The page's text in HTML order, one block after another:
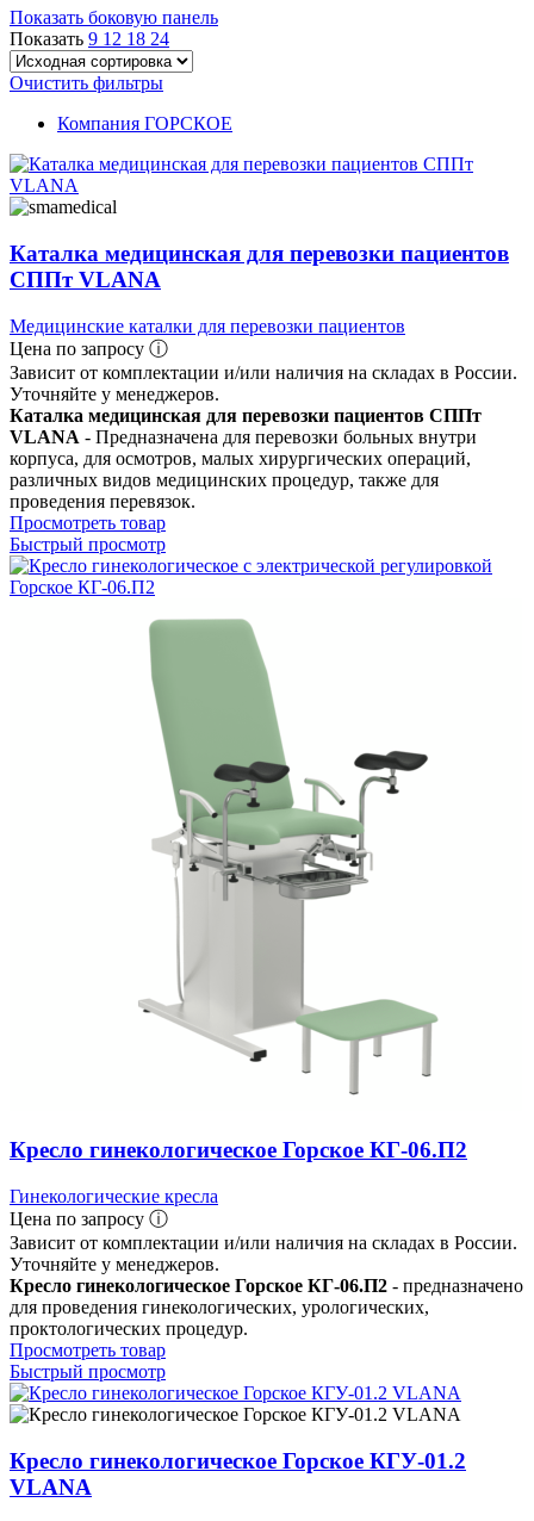
Показать боковую панель
Показать 9 12 18 24
Очистить фильтры
Компания ГОРСКОЕ
Каталка медицинская для перевозки пациентов
СППт VLANA
Медицинские каталки для перевозки пациентов
Цена по запросу ⓘ
Зависит от комплектации и/или наличия на складах в России.
Уточняйте у менеджеров.
Каталка медицинская для перевозки пациентов СППт
VLANA - Предназначена для перевозки больных внутри
корпуса, для осмотров, малых хирургических операций,
различных видов медицинских процедур, также для
проведения перевязок.
Просмотреть товар
Быстрый просмотр
Кресло гинекологическое Горское КГ-06.П2
Гинекологические кресла
Цена по запросу ⓘ
Зависит от комплектации и/или наличия на складах в России.
Уточняйте у менеджеров.
Кресло гинекологическое Горское КГ-06.П2 - предназначено
для проведения гинекологических, урологических,
проктологических процедур.
Просмотреть товар
Быстрый просмотр
Кресло гинекологическое Горское КГУ-01.2
VLANA